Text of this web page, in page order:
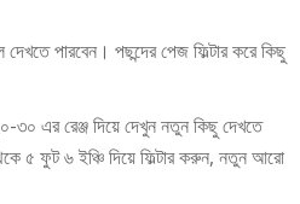
পারবেন। পছন্দের পেজ ফিল্টার করে কিছু
এর রেঞ্জ দিয়ে দেখুন নতুন কিছু দেখতে
৫ ফুট ৬ ইঞ্চি দিয়ে ফিল্টার করুন, নতুন আরো